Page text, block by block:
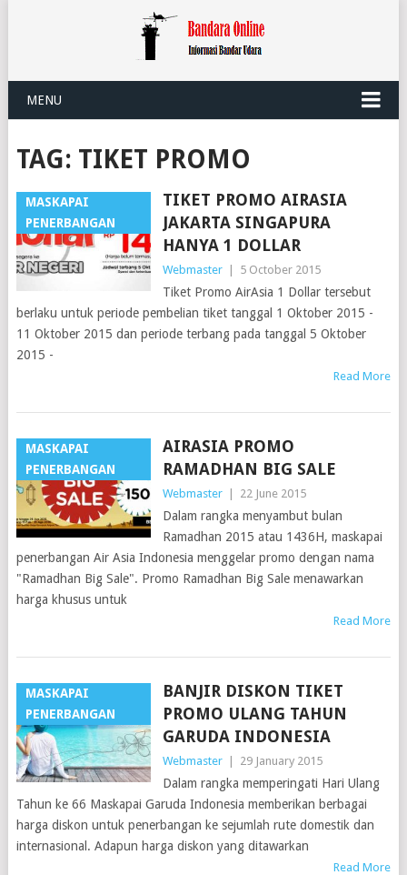
MENU
TAG: TIKET PROMO
MASKAPAI
PENERBANGAN
TIKET PROMO AIRASIA
JAKARTA SINGAPURA
HANYA 1 DOLLAR
Webmaster 5 October 2015
Tiket Promo AirAsia 1 Dollar tersebut
berlaku untuk periode pembelian tiket tanggal 1 Oktober 2015 -
11 Oktober 2015 dan periode terbang pada tanggal 5 Oktober
2015 -
Read More
MASKAPAI
PENERBANGAN
AIRASIA PROMO
RAMADHAN BIG SALE
Webmaster 22 June 2015
Dalam rangka menyambut bulan
Ramadhan 2015 atau 1436H, maskapai
penerbangan Air Asia Indonesia menggelar promo dengan nama
"Ramadhan Big Sale". Promo Ramadhan Big Sale menawarkan
harga khusus untuk
Read More
MASKAPAI
PENERBANGAN
BANJIR DISKON TIKET
PROMO ULANG TAHUN
GARUDA INDONESIA
Webmaster 29 January 2015
Dalam rangka memperingati Hari Ulang
Tahun ke 66 Maskapai Garuda Indonesia memberikan berbagai
harga diskon untuk penerbangan ke sejumlah rute domestik dan
internasional. Adapun harga diskon yang ditawarkan
Read More